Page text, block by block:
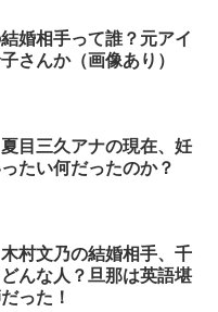
婚相手って誰？元アイ
さんか（画像あり）
夏目三久アナの現在、妊
たい何だったのか？
木村文乃の結婚相手、千
んな人？旦那は英語堪
った！